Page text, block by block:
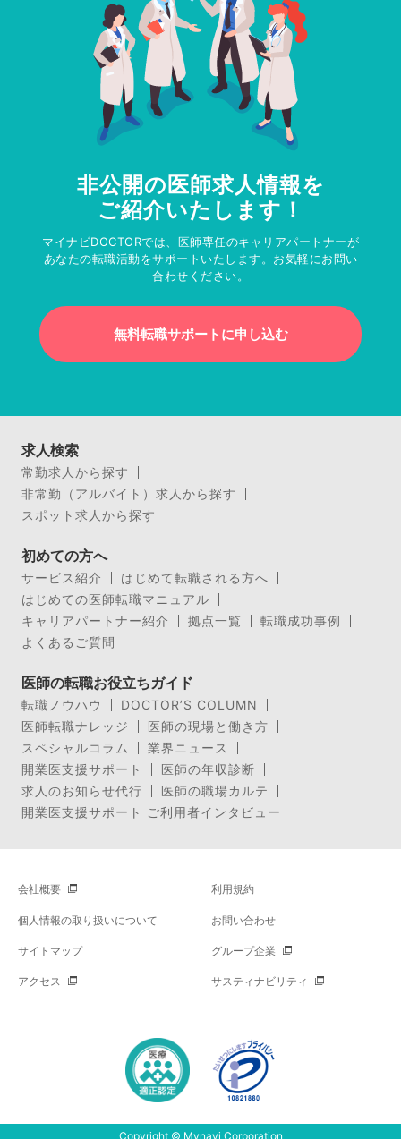
非公開の医師求人情報を
ご紹介いたします！
マイナビDOCTORでは、医師専任のキャリアパートナーが
あなたの転職活動をサポートいたします。お気軽にお問い
合わせください。
無料転職サポートに申し込む
求人検索
常勤求人から探す
非常勤（アルバイト）求人から探す
スポット求人から探す
初めての方へ
サービス紹介
はじめて転職される方へ
はじめての医師転職マニュアル
キャリアパートナー紹介
拠点一覧
転職成功事例
よくあるご質問
医師の転職お役立ちガイド
転職ノウハウ
DOCTOR’S COLUMN
医師転職ナレッジ
医師の現場と働き方
スペシャルコラム
業界ニュース
開業医支援サポート
医師の年収診断
求人のお知らせ代行
医師の職場カルテ
開業医支援サポート ご利用者インタビュー
会社概要 利用規約
個人情報の取り扱いについて お問い合わせ
サイトマップ グループ企業
アクセス サスティナビリティ
Copyright © Mynavi Corporation